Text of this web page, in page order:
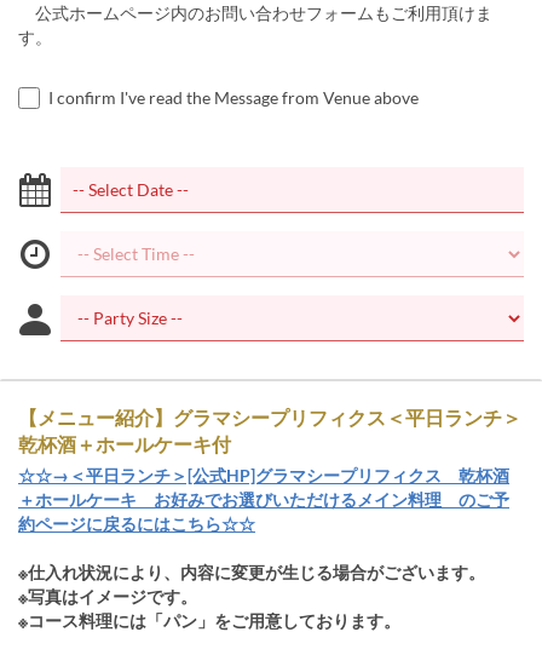
公式ホームページ内のお問い合わせフォームもご利用頂けま
す。
I confirm I've read the Message from Venue above
【メニュー紹介】グラマシープリフィクス＜平日ランチ＞
乾杯酒＋ホールケーキ付
☆☆→＜平日ランチ＞[公式HP]グラマシープリフィクス 乾杯酒
＋ホールケーキ お好みでお選びいただけるメイン料理 のご予
約ページに戻るにはこちら☆☆
※仕入れ状況により、内容に変更が生じる場合がございます。
※写真はイメージです。
※コース料理には「パン」をご用意しております。